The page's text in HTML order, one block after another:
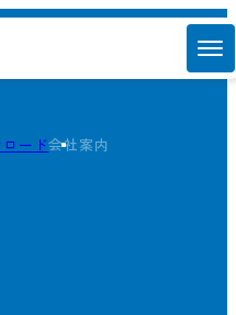
ード会社案内